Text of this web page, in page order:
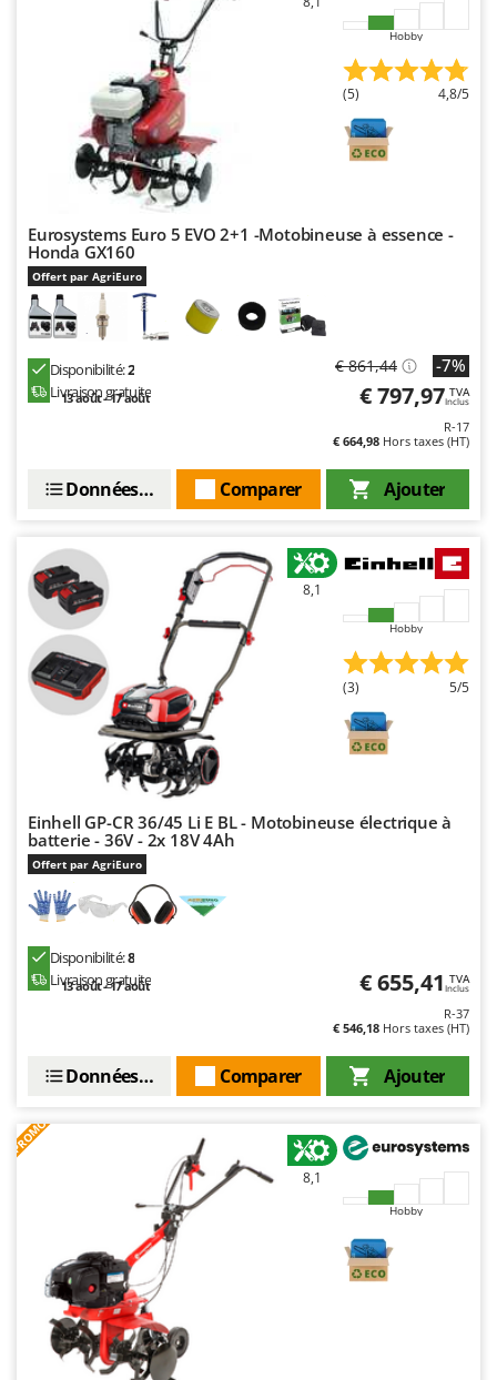
Yard Force
Zanon
Zephir
Zodiac
Zomax
Hobby
(5) 4,8/5
Eurosystems Euro 5 EVO 2+1 -Motobineuse à essence -
Honda GX160
Offert par AgriEuro
Disponibilité:2
Livraison gratuite
13 août - 17 août
€ 861,44 -7%
€ 797,97 TVA
Inclus
R-17
€ 664,98 Hors taxes (HT)
Ajouter
Comparer
Données techniques
8,1
Hobby
(3) 5/5
Einhell GP-CR 36/45 Li E BL - Motobineuse électrique à
batterie - 36V - 2x 18V 4Ah
Offert par AgriEuro
Disponibilité:8
Livraison gratuite
13 août - 17 août € 655,41 TVA
Inclus
R-37
€ 546,18 Hors taxes (HT)
Ajouter
Comparer
Données techniques
PROMO
8,1
Hobby